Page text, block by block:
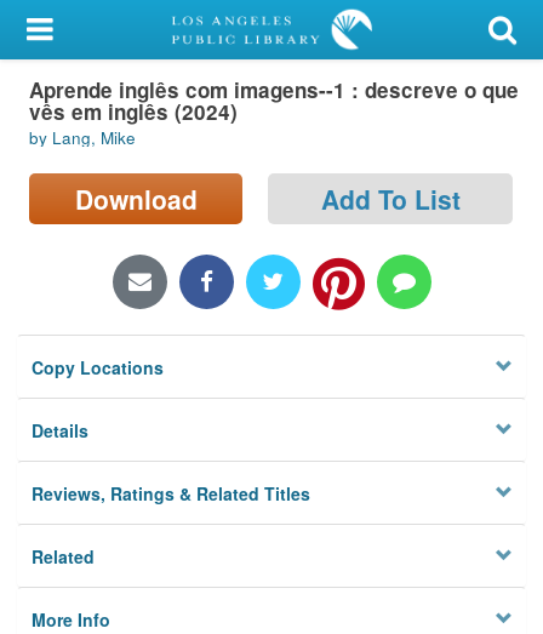
My Account
Library Card
Sign In
Search
Locations/Hours (external
Privacy
Aprende inglês com imagens--1 : descreve o que
vês em inglês (2024)
by Lang, Mike
Download Add To List
Copy Locations
Details
Reviews, Ratings & Related Titles
Related
More Info